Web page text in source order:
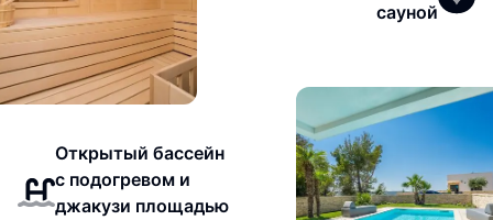
сауной
Открытый бассейн
с подогревом и
джакузи площадью